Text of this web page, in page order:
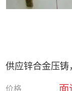
供应锌合金压
价格